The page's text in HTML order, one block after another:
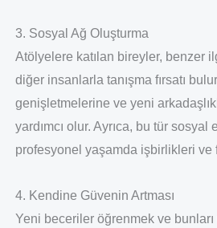
3. Sosyal Ağ Oluşturma
Atölyelere katılan bireyler, benzer
diğer insanlarla tanışma fırsatı
genişletmelerine ve yeni
yardımcı olur. Ayrıca, bu tür sosyal
profesyonel yaşamda işbirlikleri ve
4. Kendine Güvenin Artması
Yeni beceriler öğrenmek ve